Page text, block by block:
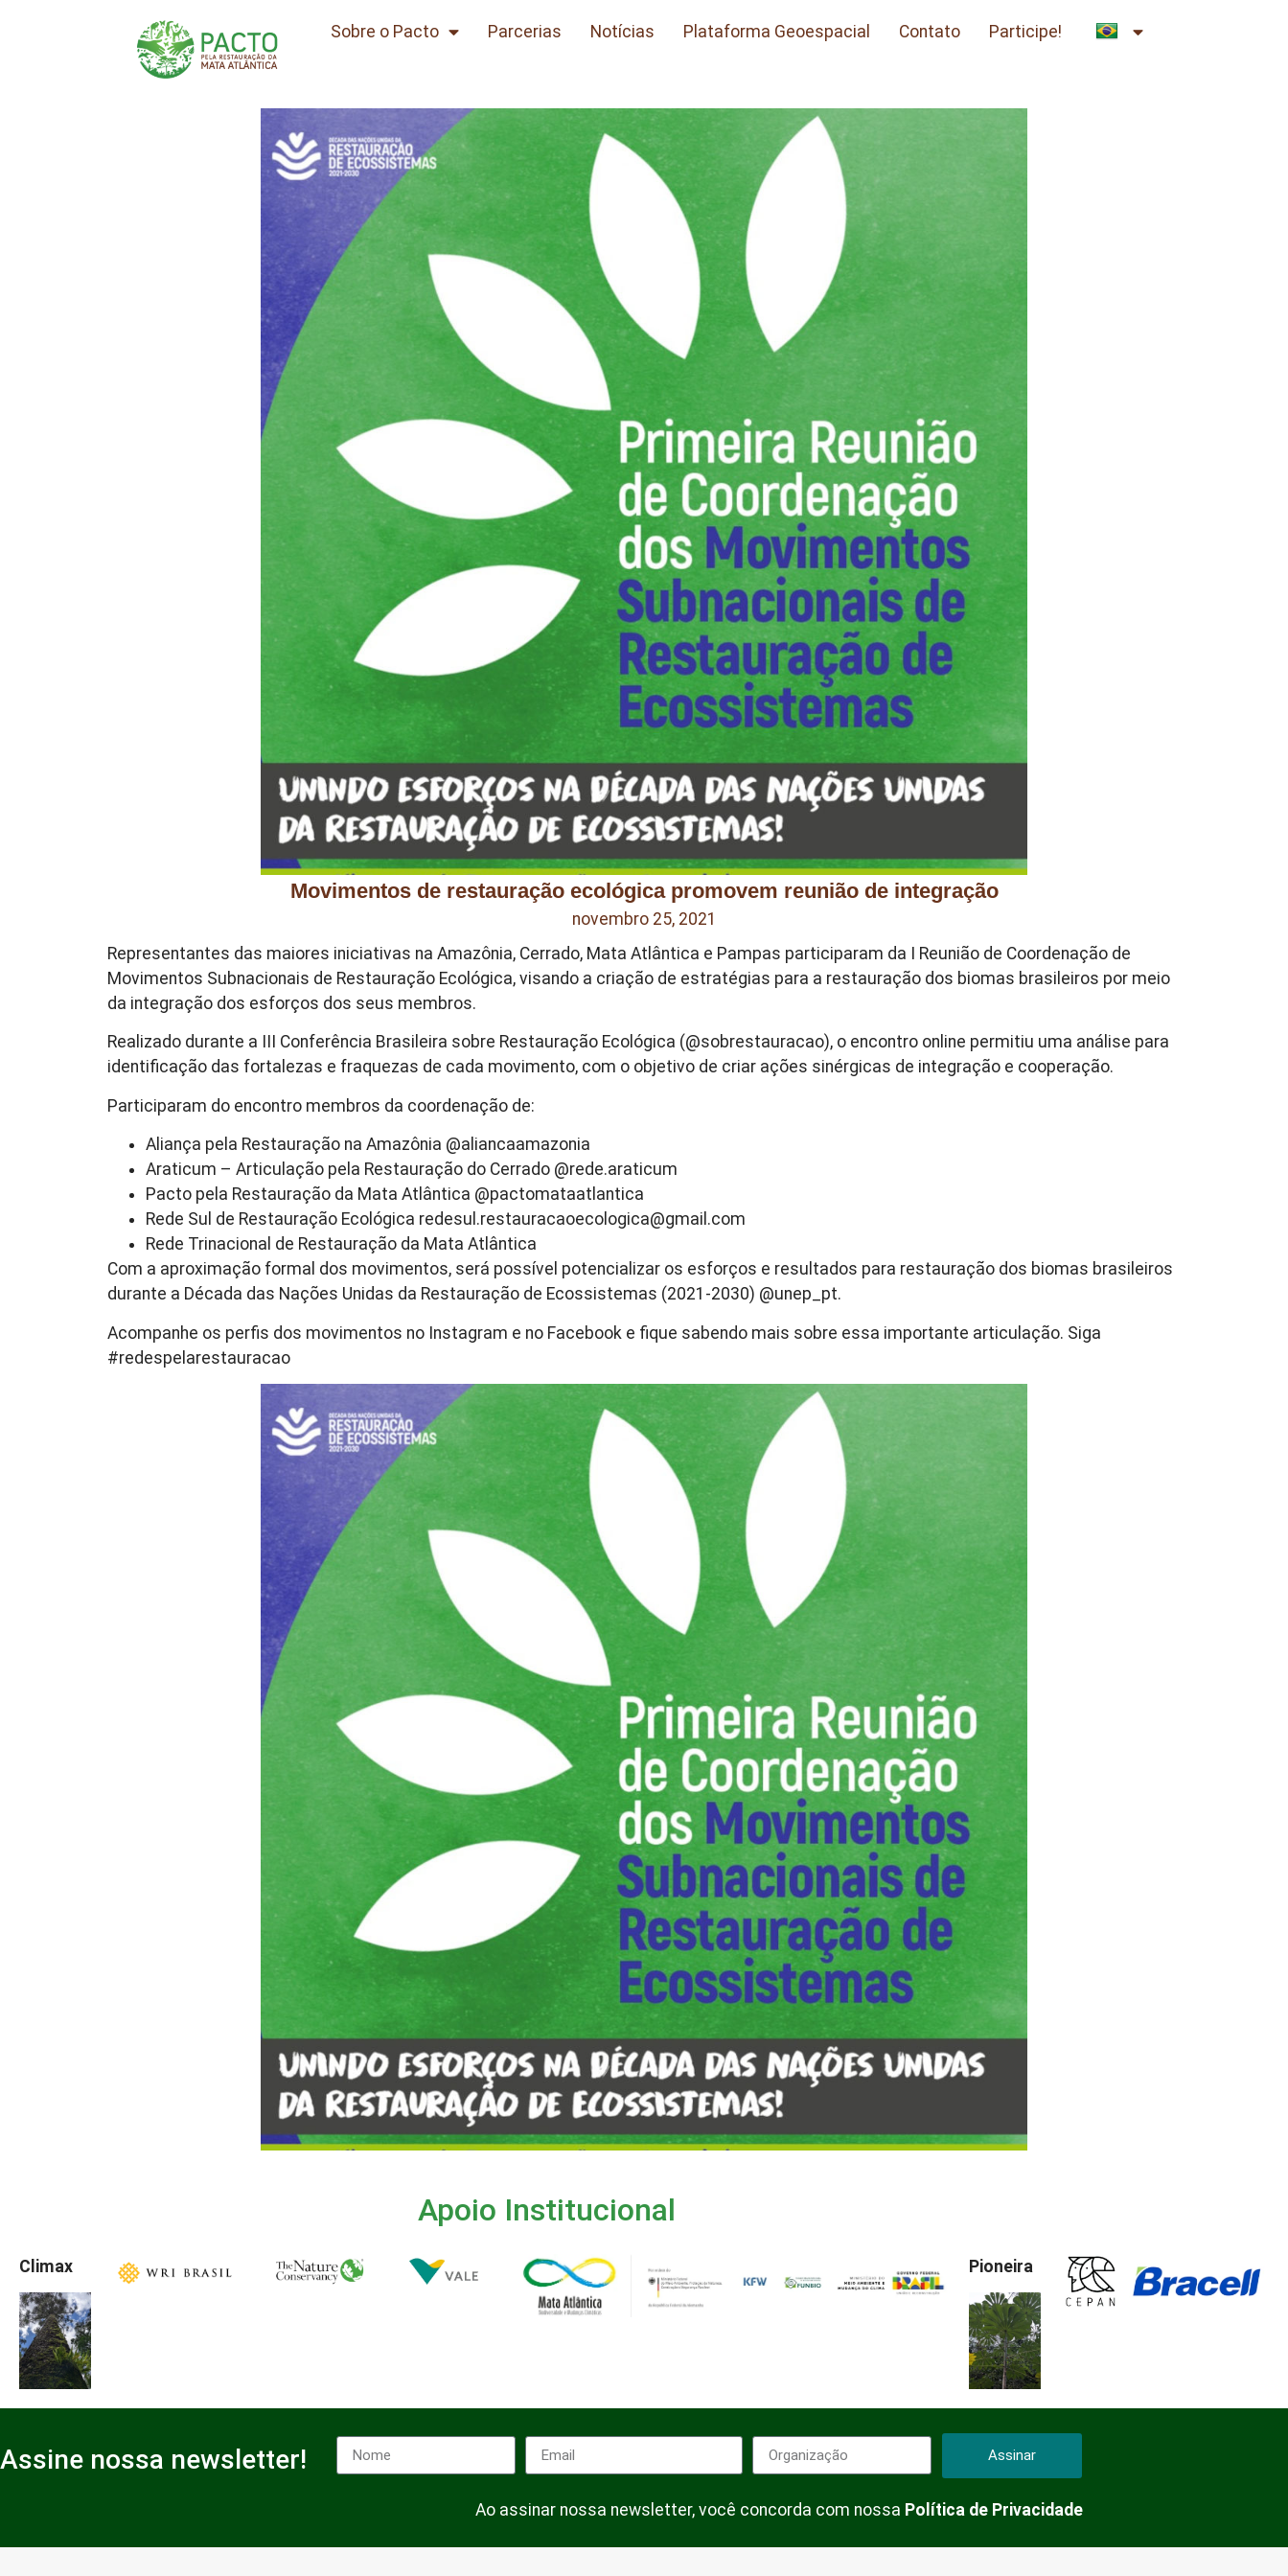
Sobre o Pacto Parcerias Notícias Plataforma Geoespacial Contato Participe!
Movimentos de restauração ecológica promovem reunião de integração
novembro 25, 2021
Representantes das maiores iniciativas na Amazônia, Cerrado, Mata Atlântica e Pampas participaram da I Reunião de Coordenação de
Movimentos Subnacionais de Restauração Ecológica, visando a criação de estratégias para a restauração dos biomas brasileiros por meio
da integração dos esforços dos seus membros.
Realizado durante a III Conferência Brasileira sobre Restauração Ecológica (@sobrestauracao), o encontro online permitiu uma análise para
identificação das fortalezas e fraquezas de cada movimento, com o objetivo de criar ações sinérgicas de integração e cooperação.
Participaram do encontro membros da coordenação de:
Aliança pela Restauração na Amazônia @aliancaamazonia
Araticum – Articulação pela Restauração do Cerrado @rede.araticum
Pacto pela Restauração da Mata Atlântica @pactomataatlantica
Rede Sul de Restauração Ecológica redesul.restauracaoecologica@gmail.com
Rede Trinacional de Restauração da Mata Atlântica
Com a aproximação formal dos movimentos, será possível potencializar os esforços e resultados para restauração dos biomas brasileiros
durante a Década das Nações Unidas da Restauração de Ecossistemas (2021-2030) @unep_pt.
Acompanhe os perfis dos movimentos no Instagram e no Facebook e fique sabendo mais sobre essa importante articulação. Siga
#redespelarestauracao
Apoio Institucional
Climax Pioneira
Assine nossa newsletter! Assinar
Ao assinar nossa newsletter, você concorda com nossa Política de Privacidade